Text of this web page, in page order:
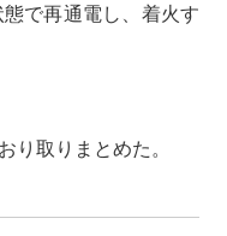
で再通電し、着火す
取りまとめた。